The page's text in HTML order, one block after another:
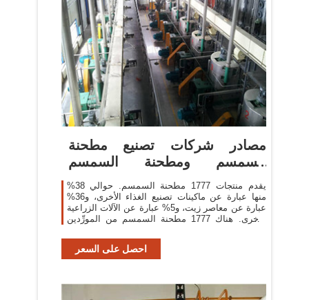
مصادر شركات تصنيع مطحنة
السمسم ومطحنة السمسم
في.com
يقدم منتجات 1777 مطحنة السمسم. حوالي 38%
منها عبارة عن ماكينات تصنيع الغذاء الأخرى، و36%
عبارة عن معاصر زيت، و5% عبارة عن الآلات الزراعية
الأخرى. هناك 1777 مطحنة السمسم من المورِّدين
احصل على السعر